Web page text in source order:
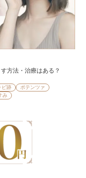
方法・治療はある？
ビ跡
ポテンツァ
み